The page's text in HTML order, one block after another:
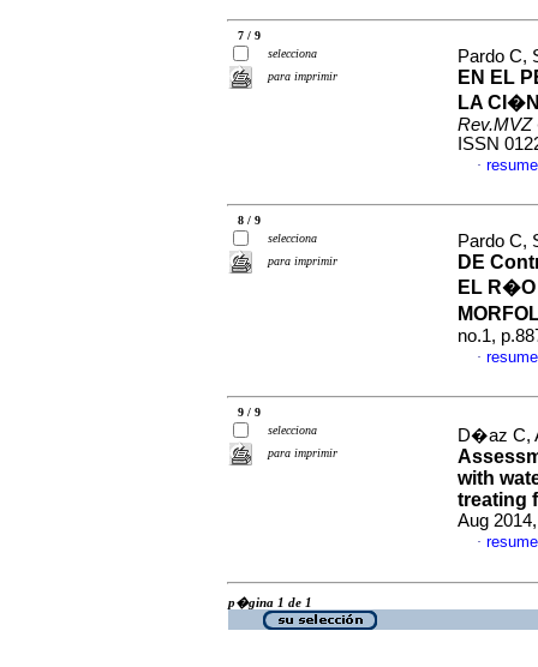
7 / 9
selecciona
para imprimir
Pardo C,
EN EL
LA
Rev.MVZ
ISSN
·
8 / 9
selecciona
para imprimir
Pardo C,
DE
EL
no.1,
·
9 / 9
selecciona
para imprimir
D�az C,
with
treating
Aug
·
p�gina 1 de 1